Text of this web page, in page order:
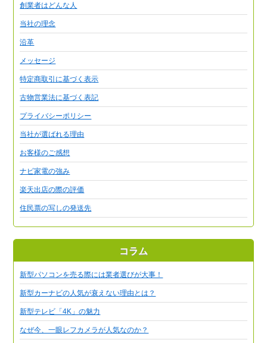
創業者はどんな人
当社の理念
沿革
メッセージ
特定商取引に基づく表示
古物営業法に基づく表記
プライバシーポリシー
当社が選ばれる理由
お客様のご感想
ナビ家電の強み
楽天出店の際の評価
住民票の写しの発送先
コラム
新型パソコンを売る際には業者選びが大事！
新型カーナビの人気が衰えない理由とは？
新型テレビ「4K」の魅力
なぜ今、一眼レフカメラが人気なのか？